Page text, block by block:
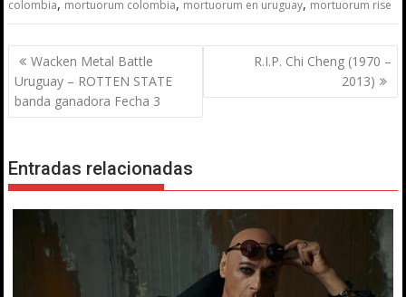
colombia, mortuorum colombia, mortuorum en uruguay, mortuorum rise
Navegación
de
entradas
Wacken Metal Battle
Uruguay – ROTTEN STATE
banda ganadora Fecha 3
R.I.P. Chi Cheng (1970 –
2013)
Entradas relacionadas